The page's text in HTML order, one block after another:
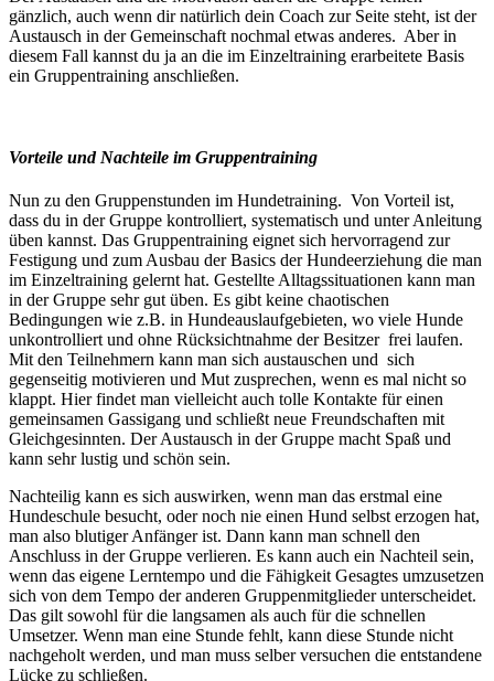
gänzlich, auch wenn dir natürlich dein Coach zur Seite steht, ist der
Austausch in der Gemeinschaft nochmal etwas anderes. Aber in
diesem Fall kannst du ja an die im Einzeltraining erarbeitete Basis
ein Gruppentraining anschließen.
Vorteile und Nachteile im Gruppentraining
Nun zu den Gruppenstunden im Hundetraining. Von Vorteil ist,
dass du in der Gruppe kontrolliert, systematisch und unter Anleitung
üben kannst. Das Gruppentraining eignet sich hervorragend zur
Festigung und zum Ausbau der Basics der Hundeerziehung die man
im Einzeltraining gelernt hat. Gestellte Alltagssituationen kann man
in der Gruppe sehr gut üben. Es gibt keine chaotischen
Bedingungen wie z.B. in Hundeauslaufgebieten, wo viele Hunde
unkontrolliert und ohne Rücksichtnahme der Besitzer frei laufen.
Mit den Teilnehmern kann man sich austauschen und sich
gegenseitig motivieren und Mut zusprechen, wenn es mal nicht so
klappt. Hier findet man vielleicht auch tolle Kontakte für einen
gemeinsamen Gassigang und schließt neue Freundschaften mit
Gleichgesinnten. Der Austausch in der Gruppe macht Spaß und
kann sehr lustig und schön sein.
Nachteilig kann es sich auswirken, wenn man das erstmal eine
Hundeschule besucht, oder noch nie einen Hund selbst erzogen hat,
man also blutiger Anfänger ist. Dann kann man schnell den
Anschluss in der Gruppe verlieren. Es kann auch ein Nachteil sein,
wenn das eigene Lerntempo und die Fähigkeit Gesagtes umzusetzen
sich von dem Tempo der anderen Gruppenmitglieder unterscheidet.
Das gilt sowohl für die langsamen als auch für die schnellen
Umsetzer. Wenn man eine Stunde fehlt, kann diese Stunde nicht
nachgeholt werden, und man muss selber versuchen die entstandene
Lücke zu schließen.